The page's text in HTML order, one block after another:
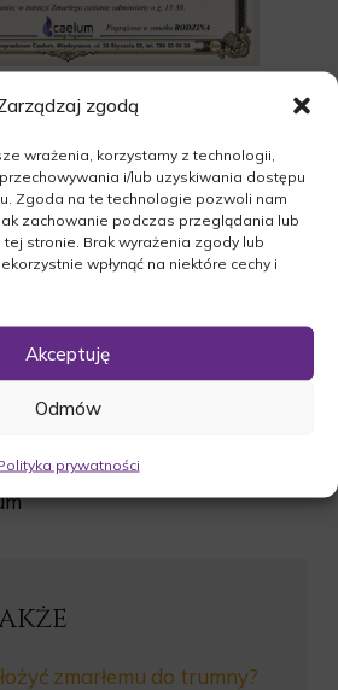
zgodą
wrażenia, korzystamy z technologii,
i/lub uzyskiwania dostępu
Zgoda na te technologie pozwoli nam
zachowanie podczas przeglądania lub
stronie. Brak wyrażenia zgody lub
wpłynąć na niektóre cechy i
Akceptuję
Odmów
prywatności
zmarłemu do trumny?